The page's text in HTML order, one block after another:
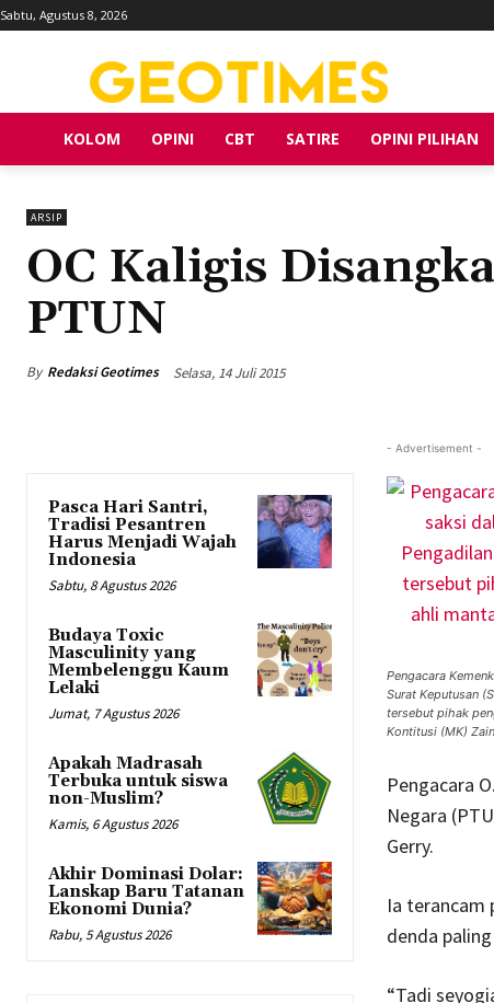
Sabtu, Agustus 8, 2026
KOLOM OPINI CBT SATIRE OPINI PILIHAN
ARSIP
OC Kaligis
PTUN
By Redaksi Geotimes Selasa, 14 Juli 2015
Pasca Hari Santri,
Tradisi Pesantren
Harus Menjadi Wajah
Indonesia
Sabtu, 8 Agustus 2026
Budaya Toxic
Masculinity yang
Membelenggu Kaum
Lelaki
Jumat, 7 Agustus 2026
Apakah Madrasah
Terbuka untuk siswa
non-Muslim?
Kamis, 6 Agustus 2026
Akhir Dominasi Dolar:
Lanskap Baru Tatanan
Ekonomi Dunia?
Rabu, 5 Agustus 2026
- Advertisement -
Pengacara
Surat Keputusan
tersebut pihak
Kontitusi (MK)
Pengacara
Negara
Gerry.
Ia terancam
denda
“Tadi